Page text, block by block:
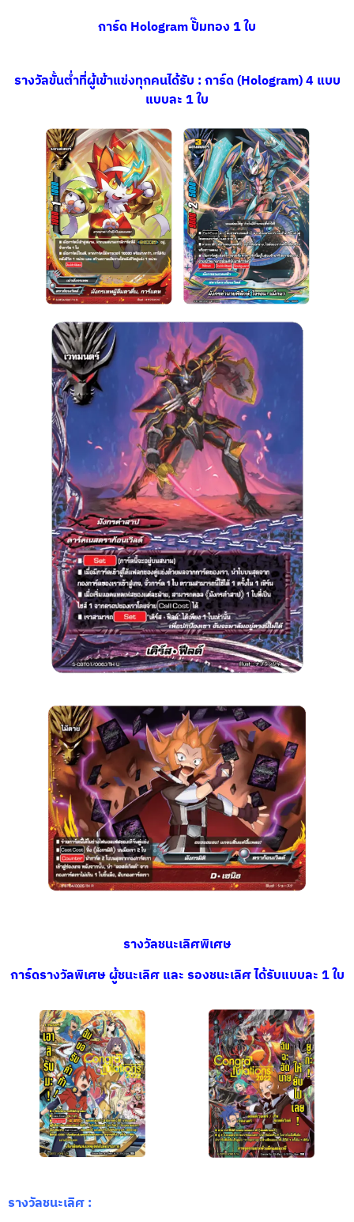
การ์ดHologram ปั๊มทอง 1 ใบ
รางวัลขั้นต่ำที่ผู้เข้าแข่งทุกคนได้รับ :การ์ด (Hologram) 4 แบบ
แบบละ 1 ใบ
รางวัลชนะเลิศพิเศษ
การ์ดรางวัลพิเศษ ผู้ชนะเลิศ และ รองชนะเลิศ ได้รับแบบละ 1 ใบ
รางวัลชนะเลิศ :